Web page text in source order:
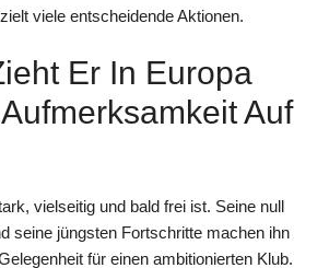
viele entscheidende Aktionen.
Er In Europa
Auf
vielseitig und bald frei ist. Seine null
seine jüngsten Fortschritte machen ihn
für einen ambitionierten Klub.